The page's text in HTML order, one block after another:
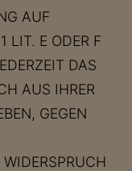
AUF
LIT. E ODER F
DAS
AUS IHRER
GEGEN